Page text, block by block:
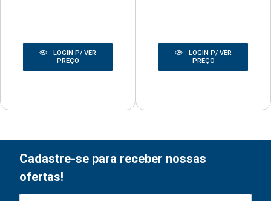
LOGIN P/ VER
PREÇO
LOGIN P/ VER
PREÇO
Cadastre-se para receber nossas
ofertas!